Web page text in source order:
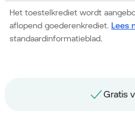
Het toestelkrediet wordt
aflopend goederenkrediet. Lees
standaardinformatieblad.
Gratis